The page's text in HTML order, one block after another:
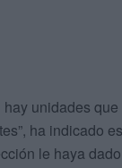
unidades
ha indicado
le haya dado